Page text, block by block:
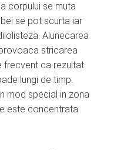
corpului se muta
se pot scurta iar
Alunecarea
stricarea
frecvent ca rezultat
lungi de timp.
mod special in zona
este concentrata